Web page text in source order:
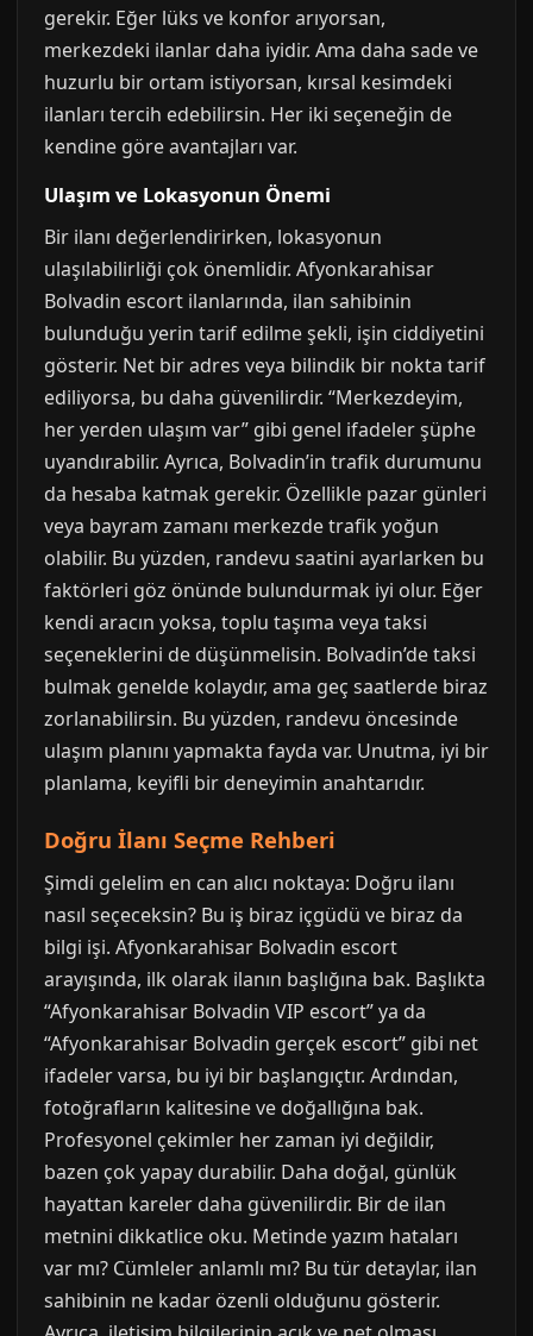
gerekir. Eğer lüks ve konfor arıyorsan,
merkezdeki ilanlar daha iyidir. Ama daha sade ve
huzurlu bir ortam istiyorsan, kırsal kesimdeki
ilanları tercih edebilirsin. Her iki seçeneğin de
kendine göre avantajları var.
Ulaşım ve Lokasyonun Önemi
Bir ilanı değerlendirirken, lokasyonun
ulaşılabilirliği çok önemlidir. Afyonkarahisar
Bolvadin escort ilanlarında, ilan sahibinin
bulunduğu yerin tarif edilme şekli, işin ciddiyetini
gösterir. Net bir adres veya bilindik bir nokta tarif
ediliyorsa, bu daha güvenilirdir. “Merkezdeyim,
her yerden ulaşım var” gibi genel ifadeler şüphe
uyandırabilir. Ayrıca, Bolvadin’in trafik durumunu
da hesaba katmak gerekir. Özellikle pazar günleri
veya bayram zamanı merkezde trafik yoğun
olabilir. Bu yüzden, randevu saatini ayarlarken bu
faktörleri göz önünde bulundurmak iyi olur. Eğer
kendi aracın yoksa, toplu taşıma veya taksi
seçeneklerini de düşünmelisin. Bolvadin’de taksi
bulmak genelde kolaydır, ama geç saatlerde biraz
zorlanabilirsin. Bu yüzden, randevu öncesinde
ulaşım planını yapmakta fayda var. Unutma, iyi bir
planlama, keyifli bir deneyimin anahtarıdır.
Doğru İlanı Seçme Rehberi
Şimdi gelelim en can alıcı noktaya: Doğru ilanı
nasıl seçeceksin? Bu iş biraz içgüdü ve biraz da
bilgi işi. Afyonkarahisar Bolvadin escort
arayışında, ilk olarak ilanın başlığına bak. Başlıkta
“Afyonkarahisar Bolvadin VIP escort” ya da
“Afyonkarahisar Bolvadin gerçek escort” gibi net
ifadeler varsa, bu iyi bir başlangıçtır. Ardından,
fotoğrafların kalitesine ve doğallığına bak.
Profesyonel çekimler her zaman iyi değildir,
bazen çok yapay durabilir. Daha doğal, günlük
hayattan kareler daha güvenilirdir. Bir de ilan
metnini dikkatlice oku. Metinde yazım hataları
var mı? Cümleler anlamlı mı? Bu tür detaylar, ilan
sahibinin ne kadar özenli olduğunu gösterir.